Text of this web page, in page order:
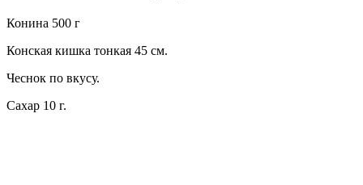
Конина 500 г
Конская кишка тонкая 45 см.
Чеснок по вкусу.
Сахар 10 г.